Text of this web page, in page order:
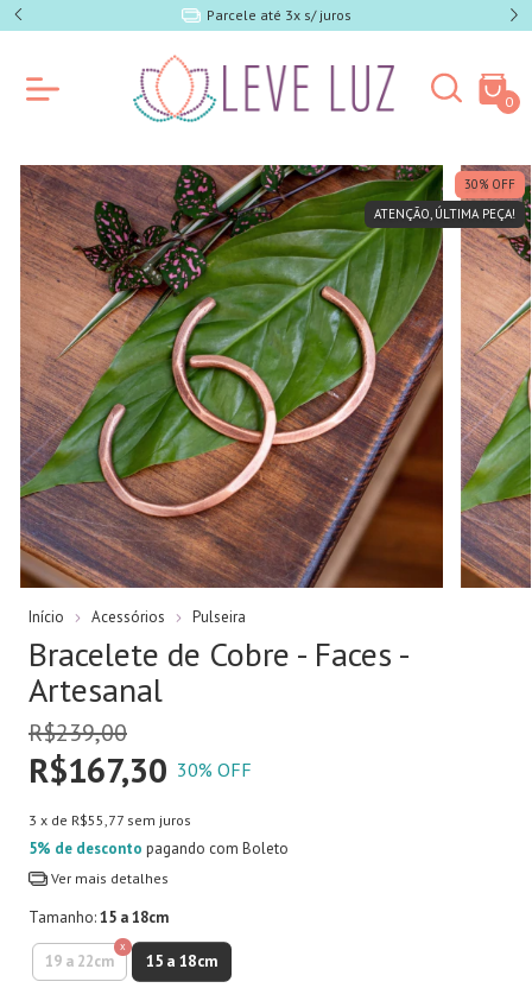
Parcele até 3x s/ juros
0
30% OFF
ATENÇÃO, ÚLTIMA PEÇA!
Início Acessórios Pulseira
Bracelete de Cobre - Faces -
Artesanal
R$239,00
R$167,30 30% OFF
3 x de R$55,77 sem juros
5% de desconto pagando com Boleto
Ver mais detalhes
Tamanho:15 a 18cm
19 a 22cm 15 a 18cm